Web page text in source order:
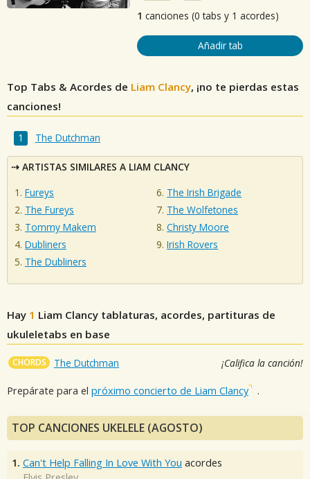
1 canciones (0 tabs y 1 acordes)
Añadir tab
Top Tabs & Acordes de Liam Clancy, ¡no te pierdas estas
canciones!
The Dutchman
ARTISTAS SIMILARES A LIAM CLANCY
Fureys
The Fureys
Tommy Makem
Dubliners
The Dubliners
The Irish Brigade
The Wolfetones
Christy Moore
Irish Rovers
Hay 1 Liam Clancy tablaturas, acordes, partituras de
ukuleletabs en base
CHORDS The Dutchman ¡Califica la canción!
Prepárate para el próximo concierto de Liam Clancy .
TOP CANCIONES UKELELE (AGOSTO)
1. Can't Help Falling In Love With You acordes